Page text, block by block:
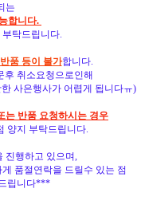
는
합니다.
탁드립니다.
품 등이 불가합니다.
후 취소요청으로인해
한 사은행사가 어렵게 됩니다ㅠ)
는 반품 요청하시는 경우
양지 부탁드립니다.
진행하고 있으며,
품절연락을 드릴수 있는 점
립니다***